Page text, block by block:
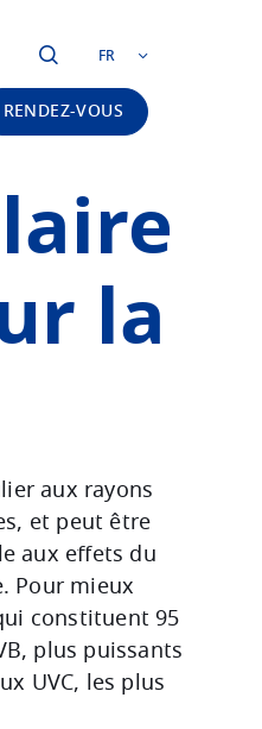
FR
RENDEZ-VOUS
la
aux rayons
et peut être
aux effets du
Pour mieux
constituent 95
plus puissants
UVC, les plus